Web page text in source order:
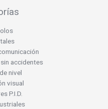
accidentes
nivel
visual
P.I.D.